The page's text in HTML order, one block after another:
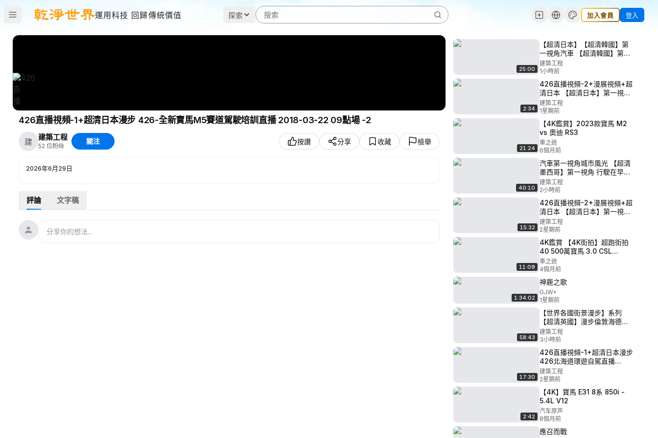
運用科技 回歸傳統價值 探索 加入會員 登入
426直播視頻-1+超清日本漫步 426-全新寶馬M5賽道駕駛培訓直播 2018-03-22 09點場 -2
建 建築工程
52 位粉絲
關注 按讚 分享 收藏 檢舉
2026年6月29日
評論 文字稿
25:00
【超清日本】【超清韓國】第
一視角汽車 【超清韓國】第一
視角 首爾市西區 木洞-汝矣島
2020.3
建築工程
1小時前
2:34
426直播視頻-2+漫展視頻+超
清日本 【超清日本】第一視角
蕎麥花盛開的戶隱展望苑
2019.8
建築工程
1星期前
21:24
【4K鑑賞】2023款寶馬 M2
vs 奧迪 RS3
車之迷
6個月前
40:10
汽車第一視角城市風光 【超清
墨西哥】第一視角 行駛在早晨
的墨西哥城 高速公路 (1080P
高清版) 2022.7
建築工程
2小時前
15:32
426直播視頻-2+漫展視頻+超
清日本 【超清日本】第一視角
北海道-紫竹花園 2019.8
建築工程
2星期前
11:09
4K鑑賞 【4K街拍】超跑街拍
40 500萬寶馬 3.0 CSL
車之迷
4個月前
1:34:02
神鹿之歌
GJW+
1星期前
58:43
【世界各國街景漫步】系列
【超清英國】漫步倫敦海德公
園聖誕主題遊樂場 2018.12
建築工程
3小時前
17:30
426直播視頻-1+超清日本漫步
426北海道環遊自駕直播
2018-02-23 09點場
建築工程
2星期前
2:42
【4K】寶馬 E31 8系 850i -
5.4L V12
汽车原声
8個月前
應召而戰